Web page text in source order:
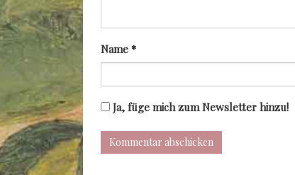
Name *
Ja, füge mich zum Newsletter hinzu!